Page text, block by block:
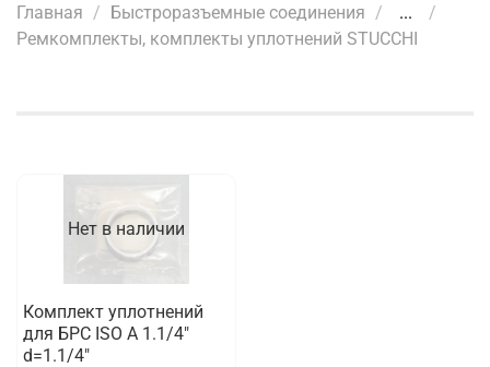
Главная Быстроразъемные соединения
...
Ремкомплекты, комплекты уплотнений STUCCHI
Нет в наличии
Комплект уплотнений
для БРС ISO A 1.1/4"
d=1.1/4"